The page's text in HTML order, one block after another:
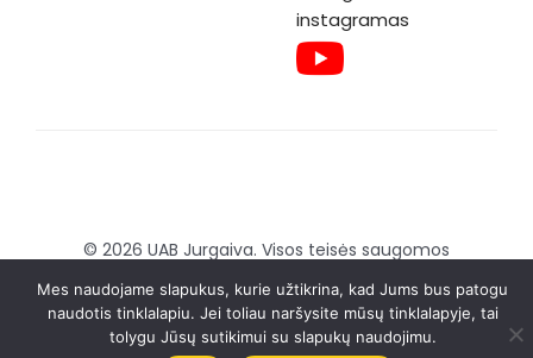
© 2026 UAB Jurgaiva. Visos teisės saugomos
Sukurta:Brandmedia agency
Mes naudojame slapukus, kurie užtikrina, kad Jums bus patogu
naudotis tinklalapiu. Jei toliau naršysite mūsų tinklalapyje, tai
tolygu Jūsų sutikimui su slapukų naudojimu.